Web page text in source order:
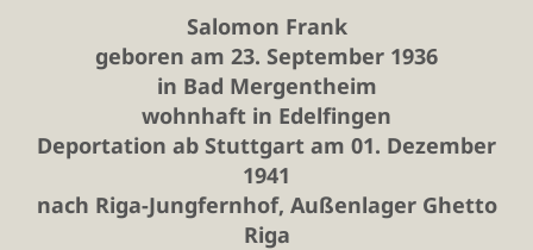
Salomon Frank
geboren am 23. September 1936
in Bad Mergentheim
wohnhaft in Edelfingen
Deportation ab Stuttgart am 01. Dezember
1941
nach Riga-Jungfernhof, Außenlager Ghetto
Riga